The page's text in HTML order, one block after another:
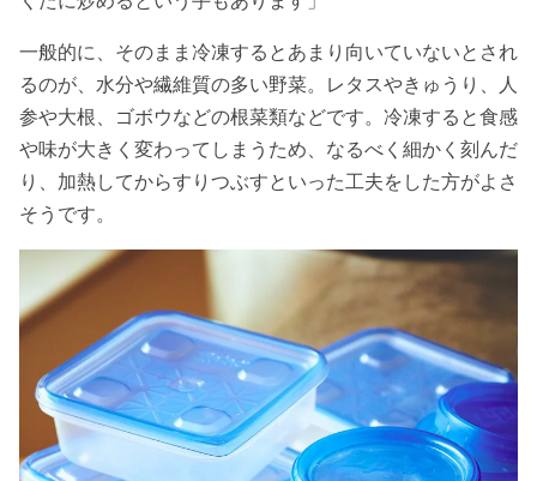
一般的に、そのまま冷凍するとあまり向いていないとされ
るのが、水分や繊維質の多い野菜。レタスやきゅうり、人
参や大根、ゴボウなどの根菜類などです。冷凍すると食感
や味が大きく変わってしまうため、なるべく細かく刻んだ
り、加熱してからすりつぶすといった工夫をした方がよさ
そうです。